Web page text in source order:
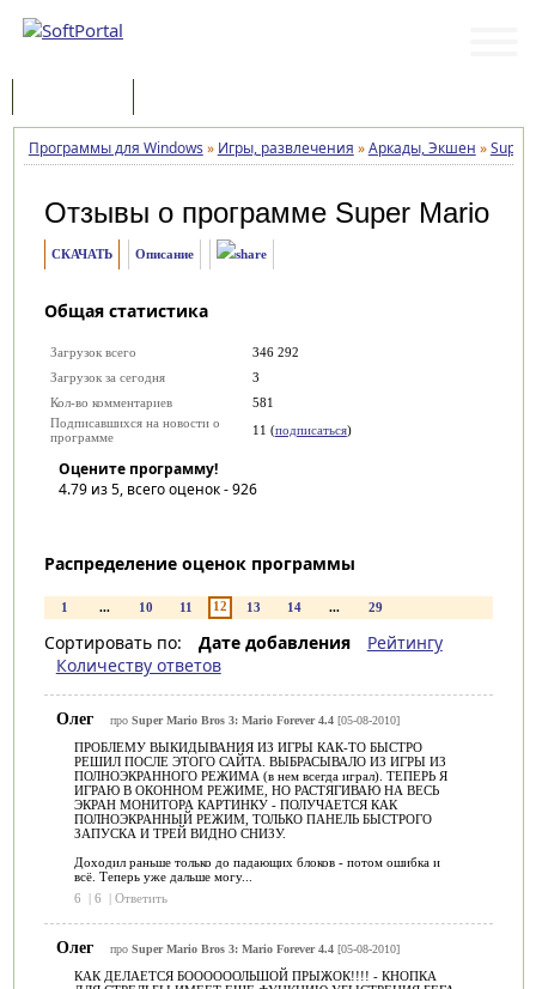
Программы для Windows » Игры, развлечения »Аркады, Экшен »Super
Отзывы о программе Super Mario
СКАЧАТЬ Описание
Общая статистика
Загрузок всего
346 292
Загрузок за сегодня
3
Кол-во комментариев
581
Подписавшихся на новости о
программе
11 (подписаться)
Оцените программу!
4.79из 5, всего оценок -926
Распределение оценок программы
1 ... 10 11 12 13 14 ... 29
Сортировать по: Дате добавления
Рейтингу
Количеству ответов
Олег про Super Mario Bros 3: Mario Forever 4.4[05-08-2010]
ПРОБЛЕМУ ВЫКИДЫВАНИЯ ИЗ ИГРЫ КАК-ТО БЫСТРО
РЕШИЛ ПОСЛЕ ЭТОГО САЙТА. ВЫБРАСЫВАЛО ИЗ ИГРЫ ИЗ
ПОЛНОЭКРАННОГО РЕЖИМА (в нем всегда играл). ТЕПЕРЬ Я
ИГРАЮ В ОКОННОМ РЕЖИМЕ, НО РАСТЯГИВАЮ НА ВЕСЬ
ЭКРАН МОНИТОРА КАРТИНКУ - ПОЛУЧАЕТСЯ КАК
ПОЛНОЭКРАННЫЙ РЕЖИМ, ТОЛЬКО ПАНЕЛЬ БЫСТРОГО
ЗАПУСКА И ТРЕЙ ВИДНО СНИЗУ.
Доходил раньше только до падающих блоков - потом ошибка и
всё. Теперь уже дальше могу...
6
| 6 | Ответить
Олег про Super Mario Bros 3: Mario Forever 4.4[05-08-2010]
КАК ДЕЛАЕТСЯ БООООООЛЬШОЙ ПРЫЖОК!!!! - КНОПКА